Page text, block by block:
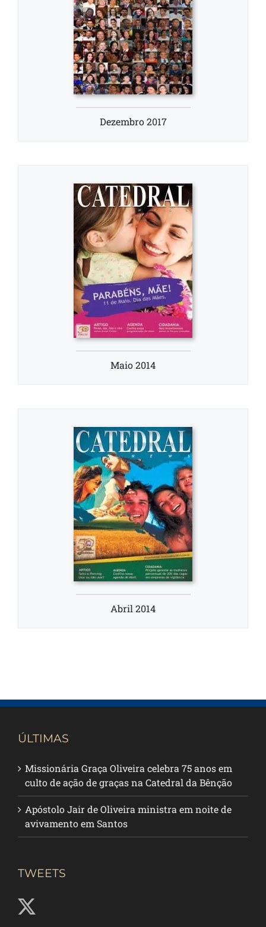
Dezembro 2017
Maio 2014
Abril 2014
ÚLTIMAS
Missionária Graça Oliveira celebra 75 anos em
culto de ação de graças na Catedral da Bênção
Apóstolo Jair de Oliveira ministra em noite de
avivamento em Santos
TWEETS